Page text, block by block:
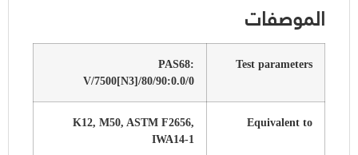
الموصفات
Test parameters
PAS68:
V/7500[N3]/80/90:0.0/0
Equivalent to
K12, M50, ASTM F2656,
IWA14-1